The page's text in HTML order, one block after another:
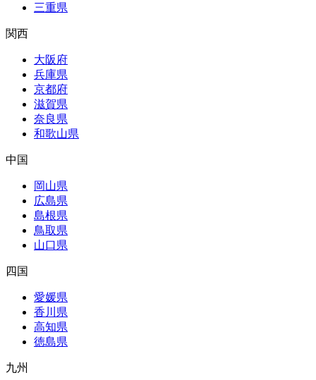
三重県
関西
大阪府
兵庫県
京都府
滋賀県
奈良県
和歌山県
中国
岡山県
広島県
島根県
鳥取県
山口県
四国
愛媛県
香川県
高知県
徳島県
九州